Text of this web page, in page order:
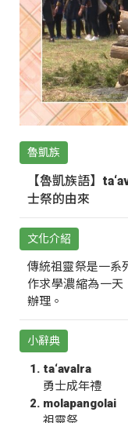
魯凱族
【魯凱族語】
士祭的由來
文化介紹
傳統祖靈祭是一系
作求學濃縮為一天
辦理。
小辭典
ta‘avalra
勇士成年禮
molapangolai